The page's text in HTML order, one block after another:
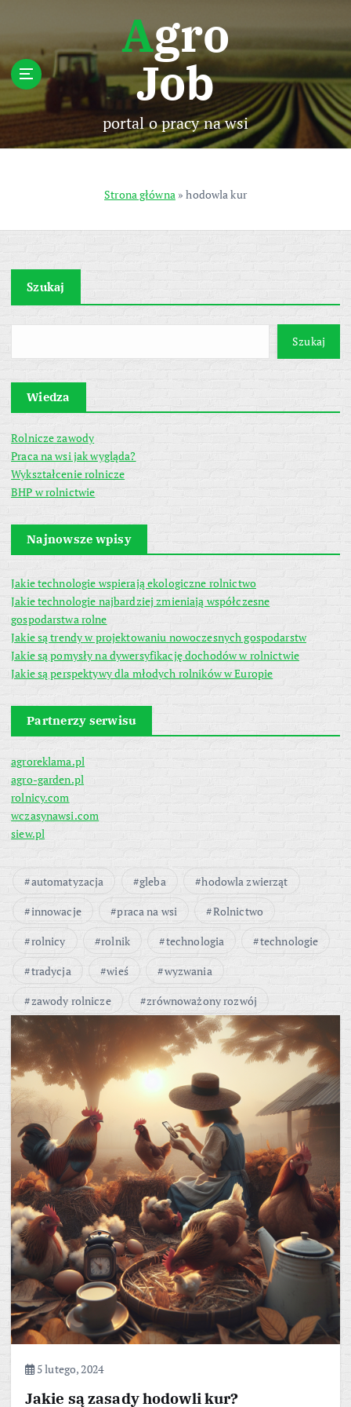
p
t
c
n
Agro
Job
portal o pracy na wsi
Strona główna»hodowla kur
Szukaj
Szukaj
Wiedza
Rolnicze zawody
Praca na wsi jak wygląda?
Wykształcenie rolnicze
BHP w rolnictwie
Najnowsze wpisy
Jakie technologie wspierają ekologiczne rolnictwo
Jakie technologie najbardziej zmieniają współczesne
gospodarstwa rolne
Jakie są trendy w projektowaniu nowoczesnych gospodarstw
Jakie są pomysły na dywersyfikację dochodów w rolnictwie
Jakie są perspektywy dla młodych rolników w Europie
Partnerzy serwisu
agroreklama.pl
agro-garden.pl
rolnicy.com
wczasynawsi.com
siew.pl
automatyzacja gleba
hodowla zwierząt
innowacje
praca na wsi
Rolnictwo
rolnicy
rolnik technologia
technologie
tradycja
wieś
wyzwania
zawody rolnicze
zrównoważony rozwój
5 lutego, 2024
Jakie są zasady hodowli kur?